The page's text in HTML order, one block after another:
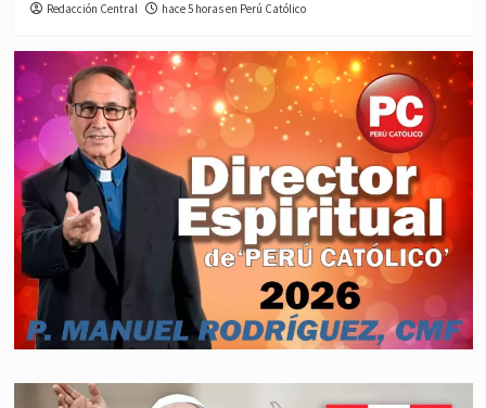
Redacción Central hace 5 horas en Perú Católico